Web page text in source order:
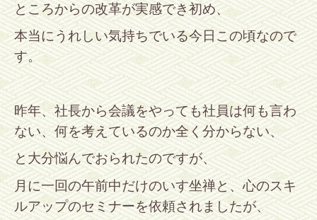
ところからの改革が実感でき初め、
本当にうれしい気持ちでいる今日この頃なので
す。
昨年、社長から会議をやっても社員は何も言わ
ない、何を考えているのか全く分からない、
と大分悩んでおられたのですが、
月に一回の午前中だけのいす坐禅と、心のスキ
ルアップのセミナーを依頼されましたが、